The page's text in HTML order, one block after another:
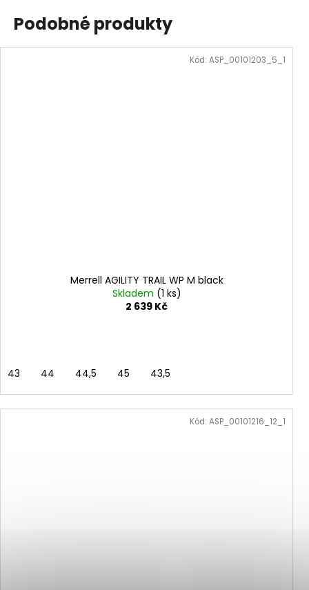
Podobné produkty
Merrell AGILITY TRAIL WP M black
Skladem (1 ks)
2 639 Kč
43 44 44,5 45 43,5
Kód: ASP_00101203_5_1
Kód: ASP_00101216_12_1